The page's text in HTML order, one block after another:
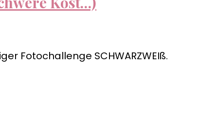
Fotochallenge SCHWARZWEIß.